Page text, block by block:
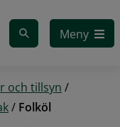
Meny
och tillsyn /
/ Folköl